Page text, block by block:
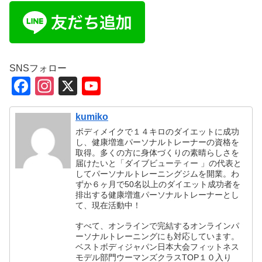
e
b
o
k
er
SNSフォロー
F
a
c
e
b
In
st
gr
a
X
o
u
T
u
b
e
C
h
a
kumiko
ボディメイクで１４キロのダイエットに成功
し、健康増進パーソナルトレーナーの資格を
取得。多くの方に身体づくりの素晴らしさを
届けたいと「ダイブビューティー 」の代表と
してパーソナルトレーニングジムを開業。わ
ずか６ヶ月で50名以上のダイエット成功者を
排出する健康増進パーソナルトレーナーとし
て、現在活動中！
すべて、オンラインで完結するオンラインパ
ーソナルトレーニングにも対応しています。
ベストボディジャパン日本大会フィットネス
モデル部門ウーマンズクラスTOP１０入り